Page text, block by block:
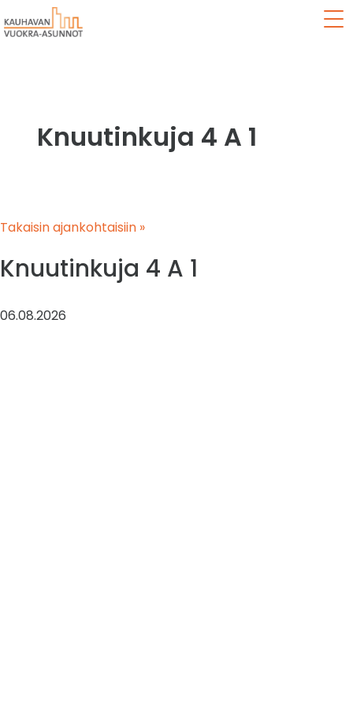
Knuutinkuja 4 A 1
Takaisin ajankohtaisiin »
Knuutinkuja 4 A 1
06.08.2026